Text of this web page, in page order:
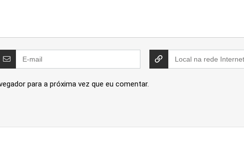
para a próxima vez que eu comentar.